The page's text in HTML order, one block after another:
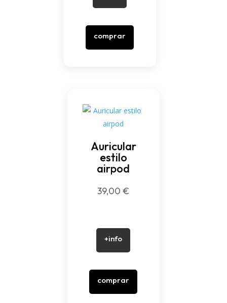
comprar
Auricular
estilo
airpod
39,00€
+info
comprar